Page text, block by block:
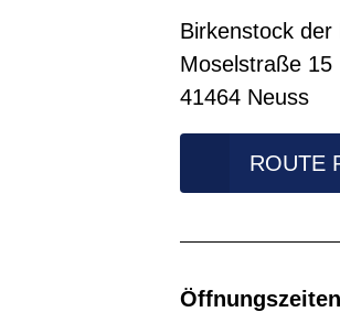
Birkenstock
Moselstraße 15
41464 Neuss
ROUTE